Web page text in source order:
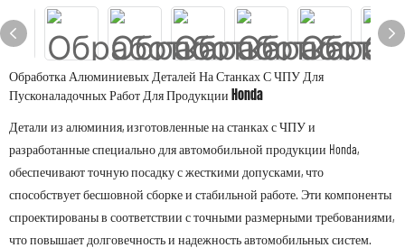
Обработка Алюминиевых Деталей На Станках С ЧПУ Для
Пусконаладочных Работ Для Продукции Honda
Детали из алюминия, изготовленные на станках с ЧПУ и
разработанные специально для автомобильной продукции Honda,
обеспечивают точную посадку с жесткими допусками, что
способствует бесшовной сборке и стабильной работе. Эти компоненты
спроектированы в соответствии с точными размерными требованиями,
что повышает долговечность и надежность автомобильных систем.